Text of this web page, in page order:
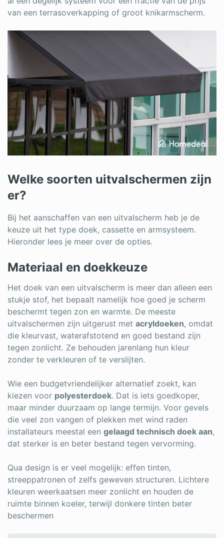
van een terrasoverkapping of groot knikarmscherm.
Welke soorten uitvalschermen zijn
er?
Bij het aanschaffen van een uitvalscherm heb je de
keuze uit het type doek, cassette en armsysteem.
Hieronder lees je meer over de opties.
Materiaal en doekkeuze
Het doek van een uitvalscherm is meer dan alleen een
stukje stof, het bepaalt namelijk hoe goed je scherm
beschermt tegen zon en warmte. De meeste
uitvalschermen zijn uitgerust met acryldoeken, omdat
die kleurvast, waterafstotend en goed bestand zijn
tegen zonlicht. Ze behouden jarenlang hun kleur
zonder te verkleuren of te verslijten.
Wie een budgetvriendelijker alternatief zoekt, kan
kiezen voor polyesterdoek. Dat is iets goedkoper,
maar minder duurzaam op lange termijn. Voor gevels
die veel zon vangen of plekken met wind raden
installateurs meestal een gelaagd technisch doek aan,
dat sterker is en beter bestand tegen vervorming.
Qua design is er veel mogelijk: effen tinten,
streeppatronen of zelfs geweven structuren. Lichtere
kleuren weerkaatsen meer zonlicht en houden de
ruimte binnen koeler, terwijl donkere tinten beter
beschermen